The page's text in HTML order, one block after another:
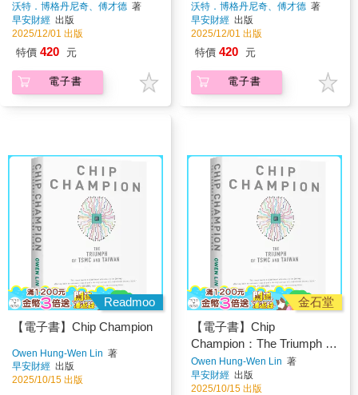
沃特．博格丹尼奇、傅才德 著
早安財經 出版
2025/12/01 出版
特價 420 元
電子書
沃特．博格丹尼奇、傅才德 著
早安財經 出版
2025/12/01 出版
特價 420 元
電子書
Readmoo
【電子書】Chip Champion
Owen Hung-Wen Lin 著
早安財經 出版
2025/10/15 出版
金石堂
【電子書】Chip
Champion：The Triumph of
TSMC and Taiwan
Owen Hung-Wen Lin 著
早安財經 出版
2025/10/15 出版